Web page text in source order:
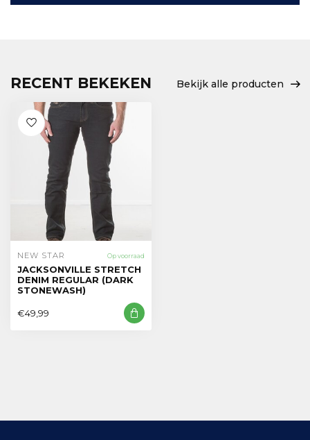
RECENT BEKEKEN Bekijk alle producten
NEW STAR Op voorraad
JACKSONVILLE STRETCH
DENIM REGULAR (DARK
STONEWASH)
€49,99